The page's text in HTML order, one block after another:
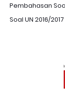
Pembahasan
Soal UN 2016/